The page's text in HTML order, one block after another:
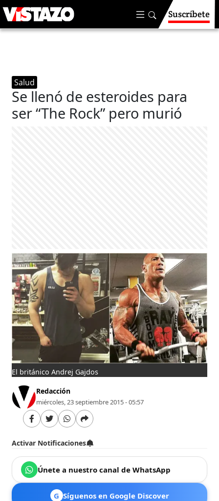
Suscríbete
Salud
Se llenó de esteroides para
ser “The Rock” pero murió
El británico Andrej Gajdos
Redacción
miércoles, 23 septiembre 2015 - 05:57
Activar Notificaciones
Únete a nuestro canal de WhatsApp
G Síguenos en Google Discover